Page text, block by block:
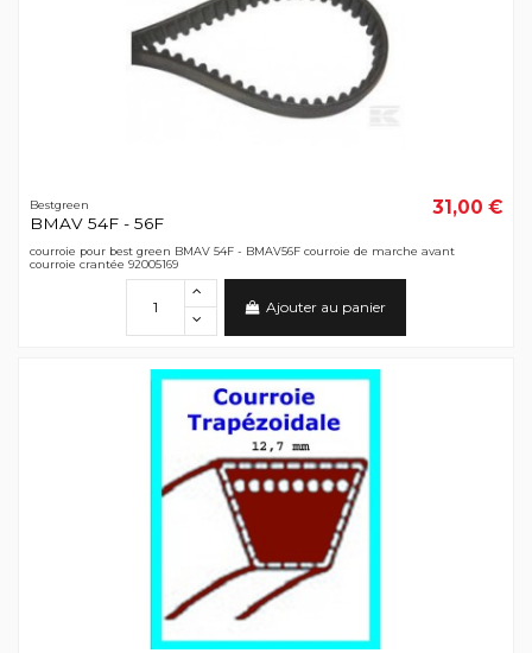
Bestgreen
BMAV 54F - 56F
31,00 €
courroie pour best green BMAV 54F - BMAV56F courroie de marche avant
courroie crantée 92005169
Ajouter au panier